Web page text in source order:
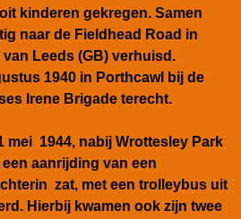
kinderen gekregen. Samen
naar de Fieldhead Road in
van Leeds (GB) verhuisd.
1940 in Porthcawl bij de
Irene Brigade terecht.
mei 1944, nabij Wrottesley Park
aanrijding van een
zat, met een trolleybus uit
Hierbij kwamen ook zijn twee